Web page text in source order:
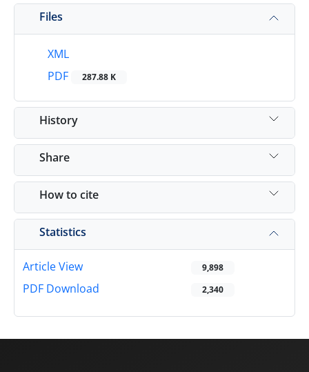
Files
XML
PDF
287.88 K
History
Share
How to cite
Statistics
Article View 9,898
PDF Download 2,340